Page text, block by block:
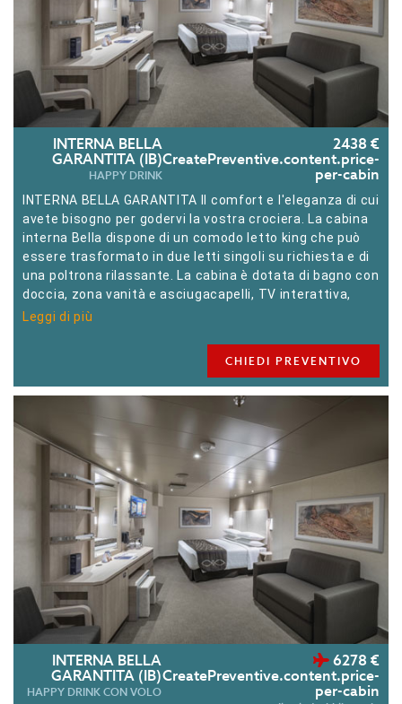
INTERNA BELLA
GARANTITA (IB)
HAPPY DRINK
2438 €
CreatePreventive.content.price-
per-cabin
INTERNA BELLA GARANTITA Il comfort e l'eleganza di cui
avete bisogno per godervi la vostra crociera. La cabina
interna Bella dispone di un comodo letto king che può
essere trasformato in due letti singoli su richiesta e di
una poltrona rilassante. La cabina è dotata di bagno con
doccia, zona vanità e asciugacapelli, TV interattiva,
telefono, cassaforte e mini-bar.
Leggi di più
CHIEDI PREVENTIVO
INTERNA BELLA
GARANTITA (IB)
HAPPY DRINK CON VOLO
6278 €
CreatePreventive.content.price-
per-cabin